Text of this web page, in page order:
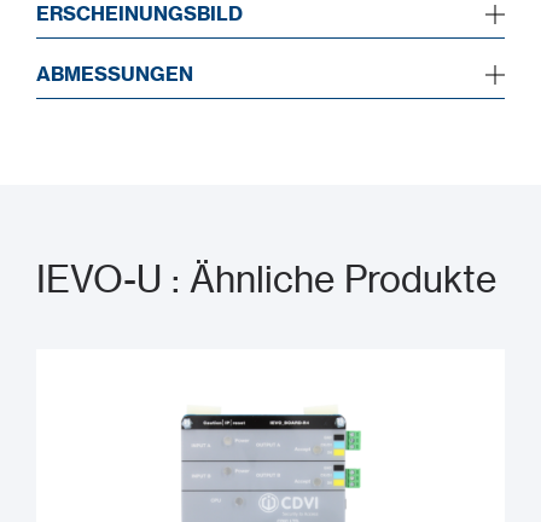
ERSCHEINUNGSBILD
ABMESSUNGEN
IEVO-U : Ähnliche Produkte